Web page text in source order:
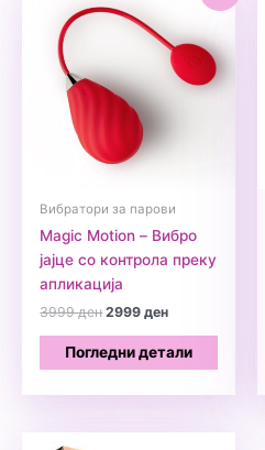
Вибратори за парови
Magic Motion – Вибро
јајце со контрола преку
апликација
3999денOriginal
was:
3999 ден.
2999денCurrent
is:
Погледни детали